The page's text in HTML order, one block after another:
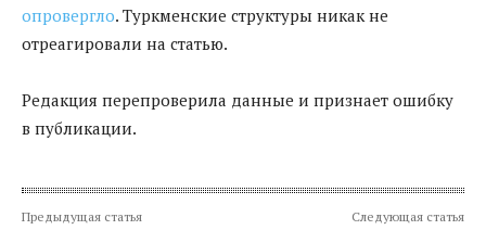
опровергло. Туркменские структуры никак не
отреагировали на статью.
Редакция перепроверила данные и признает ошибку
в публикации.
Предыдущая статья Следующая статья